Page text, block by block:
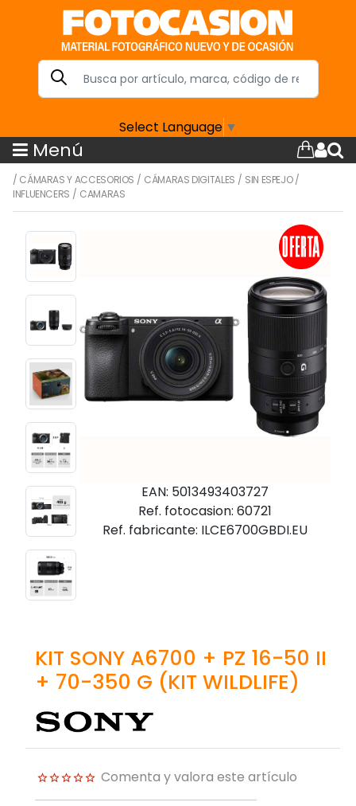
Select Language ▼
Menú
/ CÁMARAS Y ACCESORIOS / CÁMARAS DIGITALES / SIN ESPEJO /
INFLUENCERS / CAMARAS
EAN: 5013493403727
Ref. fotocasion: 60721
Ref. fabricante: ILCE6700GBDI.EU
KIT SONY A6700 + PZ 16-50 II
+ 70-350 G (KIT WILDLIFE)
Comenta y valora este artículo